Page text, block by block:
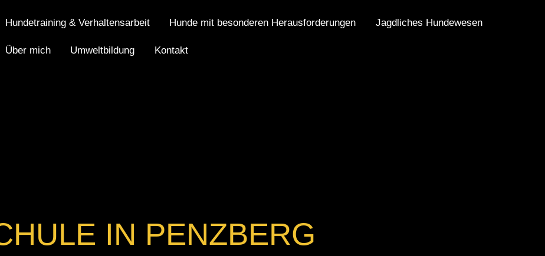
Hundetraining & Verhaltensarbeit Hunde mit besonderen Herausforderungen Jagdliches Hundewesen
Über mich Umweltbildung Kontakt
IN PENZBERG